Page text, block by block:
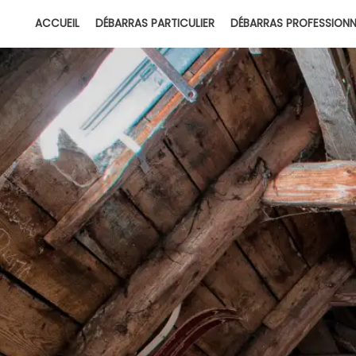
ACCUEIL DÉBARRAS PARTICULIER DÉBARRAS